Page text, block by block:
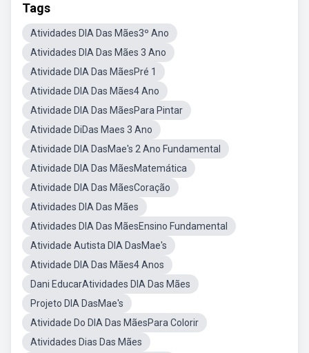
Tags
Atividades DIA Das Mães3º Ano
Atividades DIA Das Mães 3 Ano
Atividade DIA Das MãesPré 1
Atividade DIA Das Mães4 Ano
Atividade DIA Das MãesPara Pintar
Atividade DiDas Maes 3 Ano
Atividade DIA DasMae's 2 Ano Fundamental
Atividade DIA Das MãesMatemática
Atividade DIA Das MãesCoração
Atividades DIA Das Mães
Atividades DIA Das MãesEnsino Fundamental
Atividade Autista DIA DasMae's
Atividade DIA Das Mães4 Anos
Dani EducarAtividades DIA Das Mães
Projeto DIA DasMae's
Atividade Do DIA Das MãesPara Colorir
Atividades Dias Das Mães